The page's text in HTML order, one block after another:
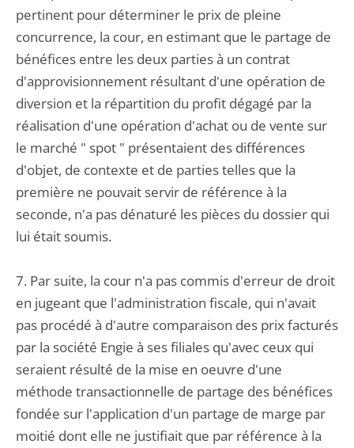
pertinent pour déterminer le prix de pleine
concurrence, la cour, en estimant que le partage de
bénéfices entre les deux parties à un contrat
d'approvisionnement résultant d'une opération de
diversion et la répartition du profit dégagé par la
réalisation d'une opération d'achat ou de vente sur
le marché " spot " présentaient des différences
d'objet, de contexte et de parties telles que la
première ne pouvait servir de référence à la
seconde, n'a pas dénaturé les pièces du dossier qui
lui était soumis.
7. Par suite, la cour n'a pas commis d'erreur de droit
en jugeant que l'administration fiscale, qui n'avait
pas procédé à d'autre comparaison des prix facturés
par la société Engie à ses filiales qu'avec ceux qui
seraient résulté de la mise en oeuvre d'une
méthode transactionnelle de partage des bénéfices
fondée sur l'application d'un partage de marge par
moitié dont elle ne justifiait que par référence à la